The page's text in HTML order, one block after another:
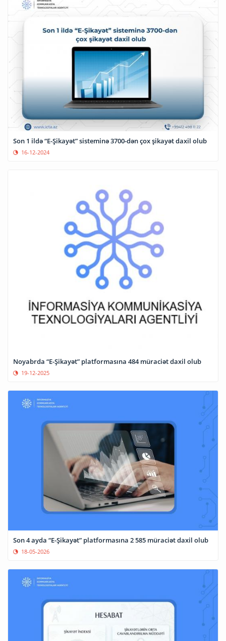
Son 1 ildə “E-Şikayət” sisteminə 3700-dən çox şikayət daxil olub
16-12-2024
Noyabrda “E-Şikayət” platformasına 484 müraciət daxil olub
19-12-2025
Son 4 ayda “E-Şikayət” platformasına 2 585 müraciət daxil olub
18-05-2026